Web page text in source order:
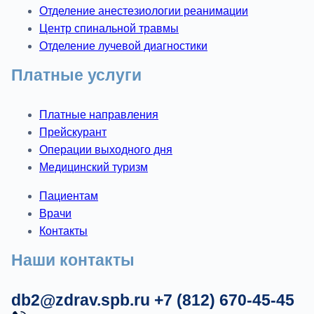
Отделение анестезиологии реанимации
Центр спинальной травмы
Отделение лучевой диагностики
Платные услуги
Платные направления
Прейскурант
Операции выходного дня
Медицинский туризм
Пациентам
Врачи
Контакты
Наши контакты
db2@zdrav.spb.ru +7 (812) 670-45-45